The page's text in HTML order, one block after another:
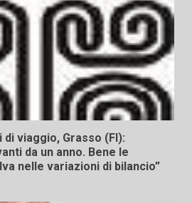
viaggio, Grasso (FI):
da un anno. Bene le
nelle variazioni di bilancio”